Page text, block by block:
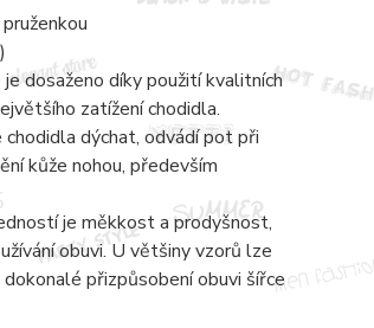
dosaženo díky použití kvalitních
zatížení chodidla.
dýchat, odvádí pot při
kůže nohou, především
je měkkost a prodyšnost,
obuvi. U většiny vzorů lze
přizpůsobení obuvi šířce